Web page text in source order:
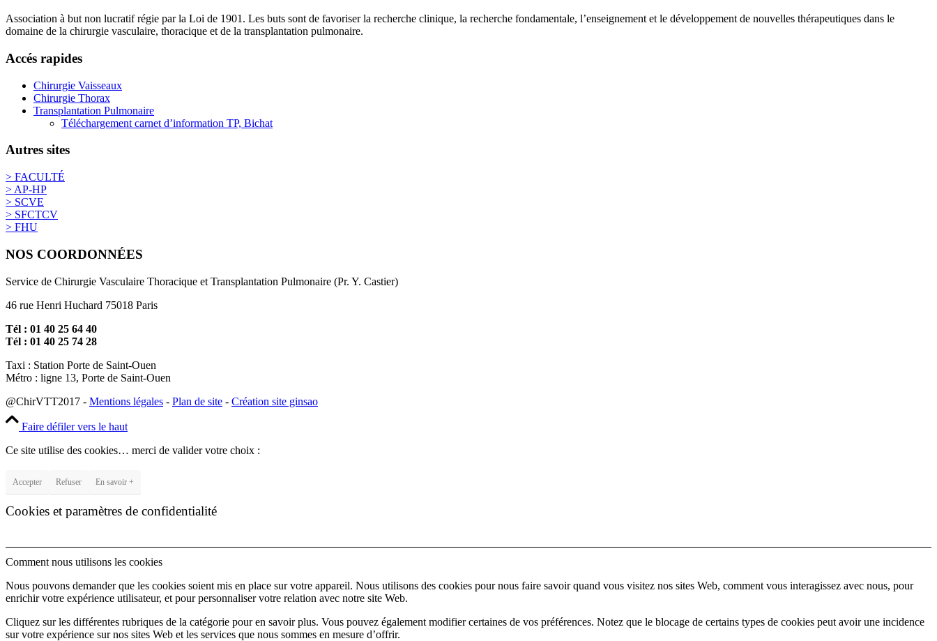
Association à but non lucratif régie par la Loi de 1901. Les buts sont de favoriser la recherche clinique, la recherche fondamentale, l’enseignement et le développement de nouvelles thérapeutiques dans le
domaine de la chirurgie vasculaire, thoracique et de la transplantation pulmonaire.
Accés rapides
Chirurgie Vaisseaux
Chirurgie Thorax
Transplantation Pulmonaire
Téléchargement carnet d’information TP, Bichat
Autres sites
> FACULTÉ
> AP-HP
> SCVE
> SFCTCV
> FHU
NOS COORDONNÉES
Service de Chirurgie Vasculaire Thoracique et Transplantation Pulmonaire (Pr. Y. Castier)
46 rue Henri Huchard 75018 Paris
Tél : 01 40 25 64 40
Tél : 01 40 25 74 28
Taxi : Station Porte de Saint-Ouen
Métro : ligne 13, Porte de Saint-Ouen
@ChirVTT2017 - Mentions légales - Plan de site - Création site ginsao
Faire défiler vers le haut
Ce site utilise des cookies… merci de valider votre choix :
Accepter Refuser En savoir +
Cookies et paramètres de confidentialité
Comment nous utilisons les cookies
Nous pouvons demander que les cookies soient mis en place sur votre appareil. Nous utilisons des cookies pour nous faire savoir quand vous visitez nos sites Web, comment vous interagissez avec nous, pour
enrichir votre expérience utilisateur, et pour personnaliser votre relation avec notre site Web.
Cliquez sur les différentes rubriques de la catégorie pour en savoir plus. Vous pouvez également modifier certaines de vos préférences. Notez que le blocage de certains types de cookies peut avoir une incidence
sur votre expérience sur nos sites Web et les services que nous sommes en mesure d’offrir.